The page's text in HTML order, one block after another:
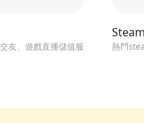
友、遊戲直播儲值服
熱門